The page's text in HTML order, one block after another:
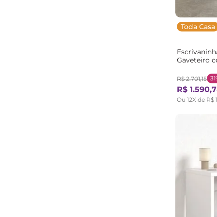
Toda Casa
Gaveteiro
Branco
R$ 2.701,15
R$ 1.590,
Ou 12X de R$